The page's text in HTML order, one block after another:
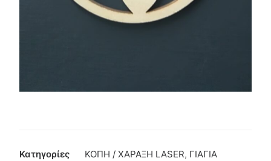
Κατηγορίες ΚΟΠΗ / ΧΑΡΑΞΗ LASER, ΓΙΑΓΙΑ